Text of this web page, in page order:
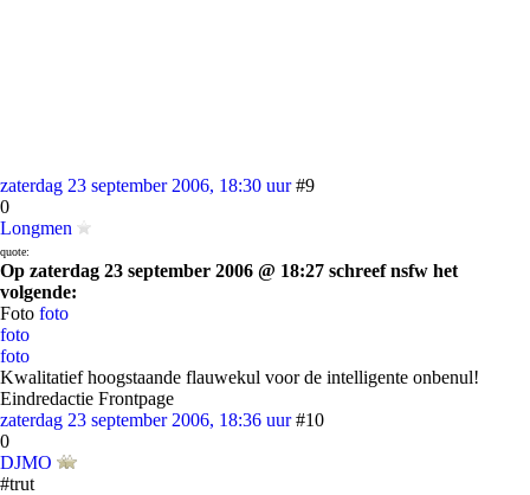
zaterdag 23 september 2006, 18:30 uur #9
0
Longmen
quote:
Op zaterdag 23 september 2006 @ 18:27 schreef nsfw het
volgende:
Foto foto
foto
foto
Kwalitatief hoogstaande flauwekul voor de intelligente onbenul!
Eindredactie Frontpage
zaterdag 23 september 2006, 18:36 uur #10
0
DJMO
#trut